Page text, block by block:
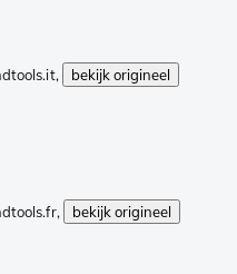
bekijk origineel
bekijk origineel